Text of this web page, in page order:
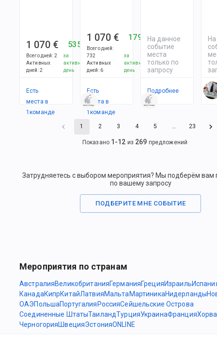
1 070 €
Всего дней: 2
Активных
дней:2
535 €
за
активный
день
Есть
места в
1командe
1 070 €
Всего дней:
732
Активных
дней: 6
179 €
за
активный
день
Есть
места в
1командe
На данное
событие
места
только по
запросу
Подробнее
1 2 3 4 5 … 23
Показано 1 -12 из 269 предложений
Затрудняетесь с выбором мероприятия? Мы подберём вам
по вашему запросу
ПОДБЕРИТЕ МНЕ СОБЫТИЕ
Мероприятия по странам
АвстралияВеликобританияГерманияГрецияИзраиль
КанадаКипрКитайЛатвияМальта МартиникаНидерланды
ОАЭПольшаПортугалия РоссияСейшельские Острова
Соединенные ШтатыТаиландТурцияУкраинаФранция
ЧерногорияШвецияЭстонияONLINE